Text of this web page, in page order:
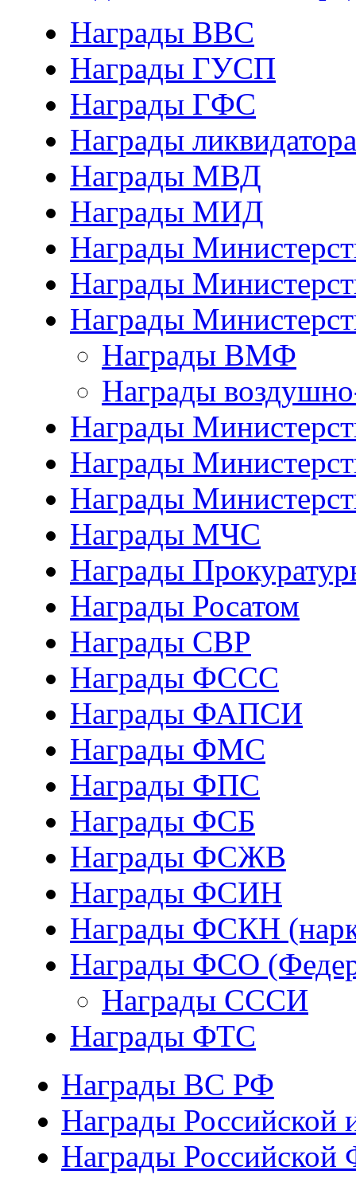
Награды ВВС
Награды ГУСП
Награды ГФС
Награды
Награды МВД
Награды МИД
Награды
Награды
Награды
Награды ВМФ
Награды
Награды
Награды
Награды
Награды МЧС
Награды
Награды Росатом
Награды СВР
Награды ФCСС
Награды ФАПСИ
Награды ФМС
Награды ФПС
Награды ФСБ
Награды ФСЖВ
Награды ФСИН
Награды ФСКН
Награды ФСО
Награды СССИ
Награды ФТС
Награды ВС РФ
Награды Российской
Награды Российской